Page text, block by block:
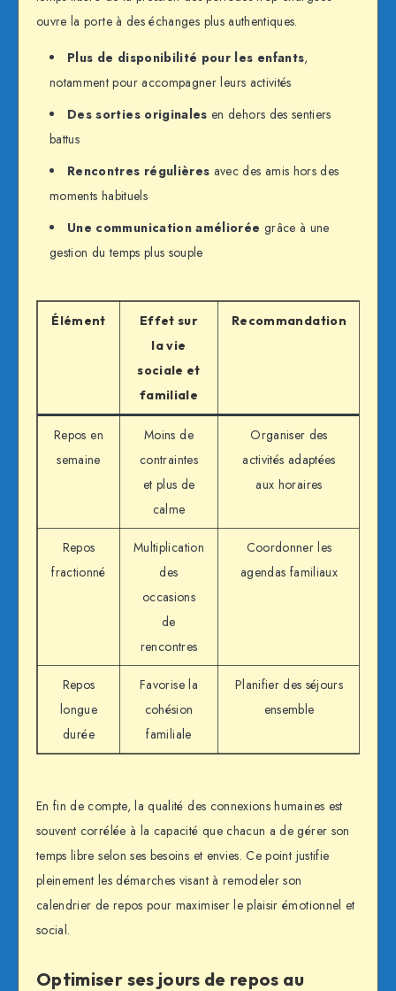
ouvre la porte à des échanges plus authentiques.
Plus de disponibilité pour les enfants,
notamment pour accompagner leurs activités
Des sorties originales en dehors des sentiers
battus
Rencontres régulières avec des amis hors des
moments habituels
Une communication améliorée grâce à une
gestion du temps plus souple
Élément
Effet sur
la vie
sociale et
familiale
Recommandation
Repos en
semaine
Moins de
contraintes
et plus de
calme
Organiser des
activités adaptées
aux horaires
Repos
fractionné
Multiplication
des
occasions
de
rencontres
Coordonner les
agendas familiaux
Repos
longue
durée
Favorise la
cohésion
familiale
Planifier des séjours
ensemble
En fin de compte, la qualité des connexions humaines est
souvent corrélée à la capacité que chacun a de gérer son
temps libre selon ses besoins et envies. Ce point justifie
pleinement les démarches visant à remodeler son
calendrier de repos pour maximiser le plaisir émotionnel et
social.
Optimiser ses jours de repos au